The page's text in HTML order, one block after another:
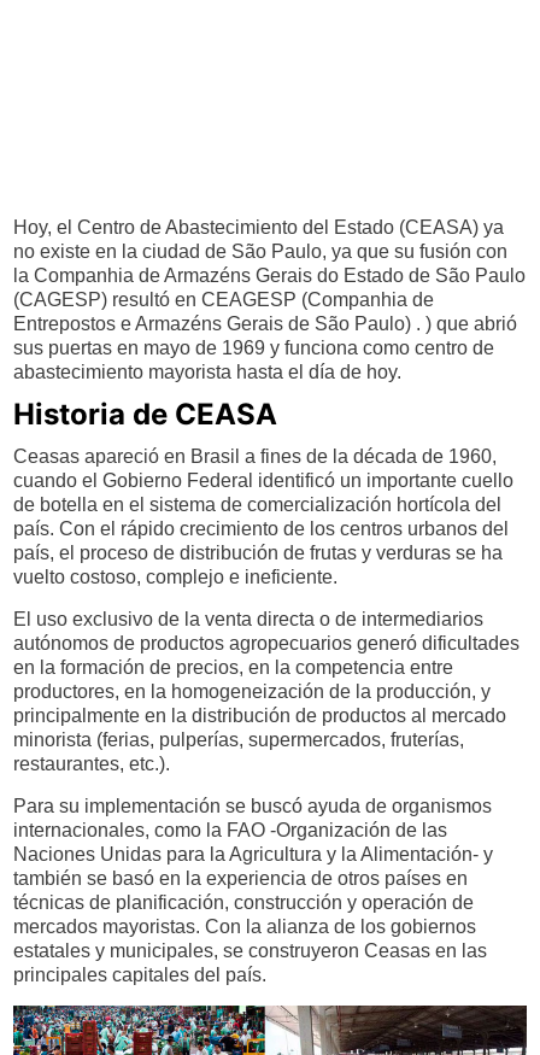
Hoy, el Centro de Abastecimiento del Estado (CEASA) ya
no existe en la ciudad de São Paulo, ya que su fusión con
la Companhia de Armazéns Gerais do Estado de São Paulo
(CAGESP) resultó en CEAGESP (Companhia de
Entrepostos e Armazéns Gerais de São Paulo) . ) que abrió
sus puertas en mayo de 1969 y funciona como centro de
abastecimiento mayorista hasta el día de hoy.
Historia de CEASA
Ceasas apareció en Brasil a fines de la década de 1960,
cuando el Gobierno Federal identificó un importante cuello
de botella en el sistema de comercialización hortícola del
país. Con el rápido crecimiento de los centros urbanos del
país, el proceso de distribución de frutas y verduras se ha
vuelto costoso, complejo e ineficiente.
El uso exclusivo de la venta directa o de intermediarios
autónomos de productos agropecuarios generó dificultades
en la formación de precios, en la competencia entre
productores, en la homogeneización de la producción, y
principalmente en la distribución de productos al mercado
minorista (ferias, pulperías, supermercados, fruterías,
restaurantes, etc.).
Para su implementación se buscó ayuda de organismos
internacionales, como la FAO -Organización de las
Naciones Unidas para la Agricultura y la Alimentación- y
también se basó en la experiencia de otros países en
técnicas de planificación, construcción y operación de
mercados mayoristas. Con la alianza de los gobiernos
estatales y municipales, se construyeron Ceasas en las
principales capitales del país.